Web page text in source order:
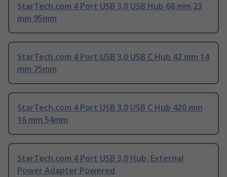
StarTech.com 4 Port USB 3.0 USB Hub 68 mm 23
mm 95mm
StarTech.com 4 Port USB 3.0 USB C Hub 42 mm 14
mm 75mm
StarTech.com 4 Port USB 3.0 USB C Hub 420 mm
16 mm 54mm
StarTech.com 4 Port USB 3.0 Hub, External
Power Adapter Powered